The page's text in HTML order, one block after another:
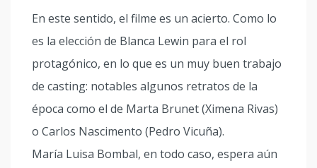
En este sentido, el filme es un acierto. Como lo
es la elección de Blanca Lewin para el rol
protagónico, en lo que es un muy buen trabajo
de casting: notables algunos retratos de la
época como el de Marta Brunet (Ximena Rivas)
o Carlos Nascimento (Pedro Vicuña).
María Luisa Bombal, en todo caso, espera aún